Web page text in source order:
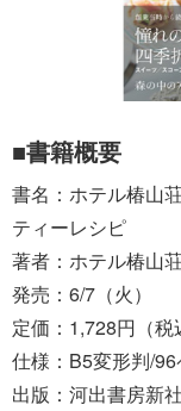
■書籍概要
書名：ホテル椿山
ティーレシピ
著者：ホテル椿山
発売：6/7（火）
定価：1,728円（税
仕様：B5変形判/
出版：河出書房新社